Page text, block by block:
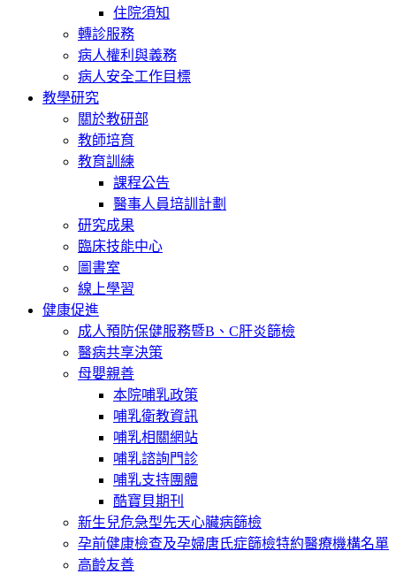
住院須知
轉診服務
病人權利與義務
病人安全工作目標
教學研究
關於教研部
教師培育
教育訓練
課程公告
醫事人員培訓計劃
研究成果
臨床技能中心
圖書室
線上學習
健康促進
成人預防保健服務暨B、C肝炎篩檢
醫病共享決策
母嬰親善
本院哺乳政策
哺乳衛教資訊
哺乳相關網站
哺乳諮詢門診
哺乳支持團體
酷寶貝期刊
新生兒危急型先天心臟病篩檢
孕前健康檢查及孕婦唐氏症篩檢特約醫療機構名單
高齡友善